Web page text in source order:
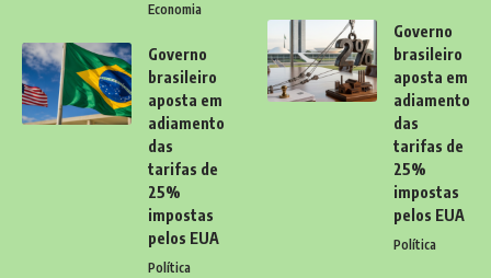
Economia
Governo
brasileiro
aposta em
adiamento
das
tarifas de
25%
impostas
pelos EUA
Política
Governo
brasileiro
aposta em
adiamento
das
tarifas de
25%
impostas
pelos EUA
Política